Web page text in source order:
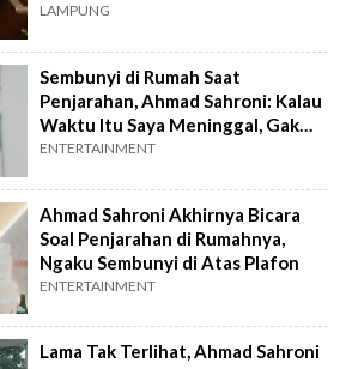
LAMPUNG
Sembunyi di Rumah Saat
Penjarahan, Ahmad Sahroni: Kalau
Waktu Itu Saya Meninggal, Gak
Apa-Apa
ENTERTAINMENT
Ahmad Sahroni Akhirnya Bicara
Soal Penjarahan di Rumahnya,
Ngaku Sembunyi di Atas Plafon
ENTERTAINMENT
Lama Tak Terlihat, Ahmad Sahroni